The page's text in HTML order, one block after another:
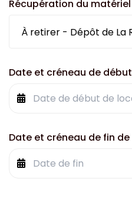
Récupération du matériel
Date et créneau de
Date et créneau de fin